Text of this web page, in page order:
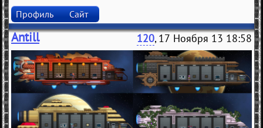
Профиль Сайт
Antill 120, 17 Ноября 13 18:58